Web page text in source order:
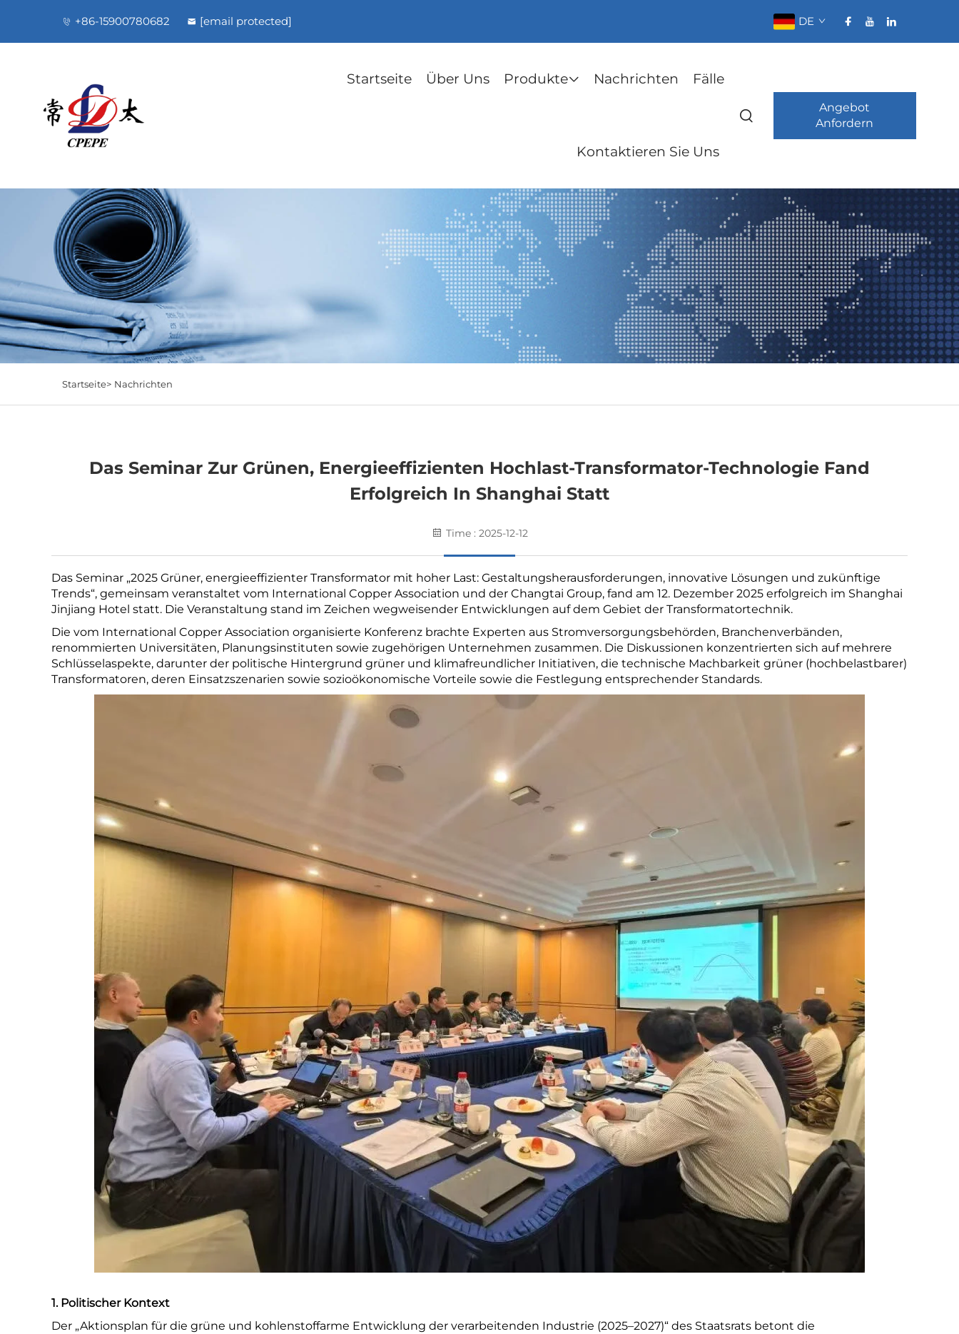
+86-15900780682 [email protected] DE
Startseite Über Uns Produkte Nachrichten Fälle
Kontaktieren Sie Uns
Angebot
Anfordern
Startseite> Nachrichten
Das Seminar Zur Grünen, Energieeffizienten Hochlast-Transformator-Technologie Fand
Erfolgreich In Shanghai Statt
Time : 2025-12-12
Das Seminar „2025 Grüner, energieeffizienter Transformator mit hoher Last: Gestaltungsherausforderungen, innovative Lösungen und zukünftige
Trends“, gemeinsam veranstaltet vom International Copper Association und der Changtai Group, fand am 12. Dezember 2025 erfolgreich im Shanghai
Jinjiang Hotel statt. Die Veranstaltung stand im Zeichen wegweisender Entwicklungen auf dem Gebiet der Transformatortechnik.
Die vom International Copper Association organisierte Konferenz brachte Experten aus Stromversorgungsbehörden, Branchenverbänden,
renommierten Universitäten, Planungsinstituten sowie zugehörigen Unternehmen zusammen. Die Diskussionen konzentrierten sich auf mehrere
Schlüsselaspekte, darunter der politische Hintergrund grüner und klimafreundlicher Initiativen, die technische Machbarkeit grüner (hochbelastbarer)
Transformatoren, deren Einsatzszenarien sowie sozioökonomische Vorteile sowie die Festlegung entsprechender Standards.
1. Politischer Kontext
Der „Aktionsplan für die grüne und kohlenstoffarme Entwicklung der verarbeitenden Industrie (2025–2027)“ des Staatsrats betont die